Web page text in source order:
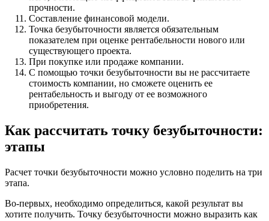
прочности.
Составление финансовой модели.
Точка безубыточности является обязательным
показателем при оценке рентабельности нового или
существующего проекта.
При покупке или продаже компании.
С помощью точки безубыточности вы не рассчитаете
стоимость компании, но сможете оценить ее
рентабельность и выгоду от ее возможного
приобретения.
Как рассчитать точку безубыточности:
этапы
Расчет точки безубыточности можно условно поделить на три
этапа.
Во-первых, необходимо определиться, какой результат вы
хотите получить. Точку безубыточности можно выразить как